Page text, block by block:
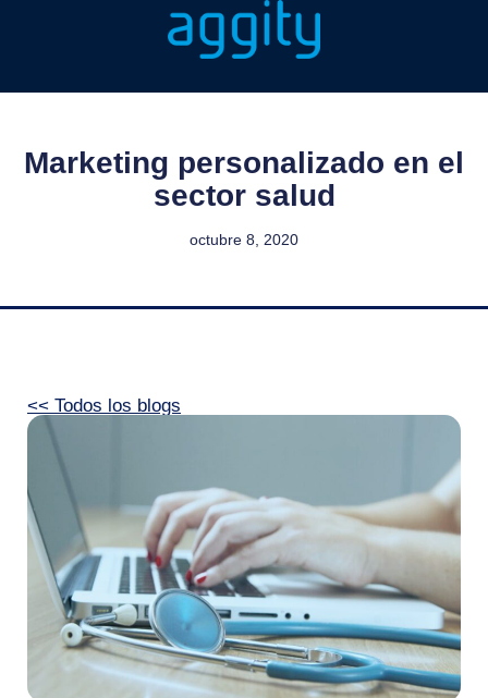
Marketing personalizado en el
sector salud
octubre 8, 2020
<< Todos los blogs